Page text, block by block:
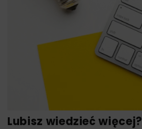
Lubisz wiedzieć więcej?